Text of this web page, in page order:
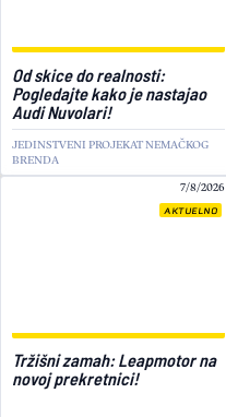
Od skice do realnosti:
Pogledajte kako je nastajao
Audi Nuvolari!
JEDINSTVENI PROJEKAT NEMAČKOG
BRENDA
AKTUELNO
7/8/2026
Tržišni zamah: Leapmotor na
novoj prekretnici!